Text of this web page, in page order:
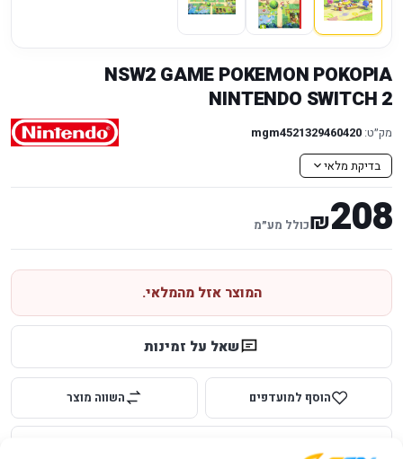
NSW2 GAME POKEMON POKOPIA
NINTENDO SWITCH 2
מק״ט: mgm4521329460420
בדיקת מלאי
208
₪כולל מע״מ
המוצר אזל מהמלאי.
שאל על זמינות
הוסף למועדפים השווה מוצר